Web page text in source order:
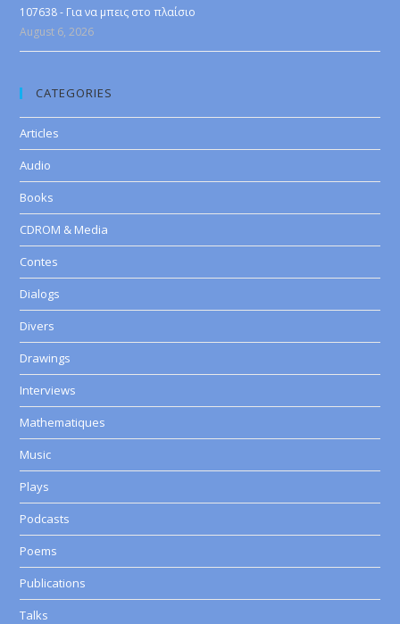
107638 - Για να μπεις στο πλαίσιο
August 6, 2026
CATEGORIES
Articles
Audio
Books
CDROM & Media
Contes
Dialogs
Divers
Drawings
Interviews
Mathematiques
Music
Plays
Podcasts
Poems
Publications
Talks